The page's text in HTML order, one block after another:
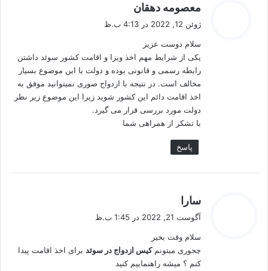
معصومه دهقان
ژوئن 12, 2022 در 4:13 ب.ظ
سلام دوست عزیز
یکی از شرایط مهم اخذ ویزا و اقامت کشور سوئد داشتن
رابطه رسمی و قانونی بوده و دولت با این موضوع بسیار
مخالف است. در نتیجه با ازدواج صوری نمیتوانید موفق به
اخذ اقامت دائم این کشور شوید زیرا این موضوع زیر نظر
دولت مورد بررسی قرار می گیرد.
با تشکر از همراهی شما
پاسخ
سارا
:
آگوست 21, 2022 در 1:45 ب.ظ
سلام وقت بخیر
چجوری میتونمکیس ازدواج در سوئد برای اخذ اقامت پیدا
کنم ؟ میشه راهنماییم کنید